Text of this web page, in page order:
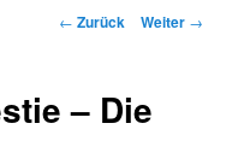
Beitrags-
← Zurück Weiter →
– Die